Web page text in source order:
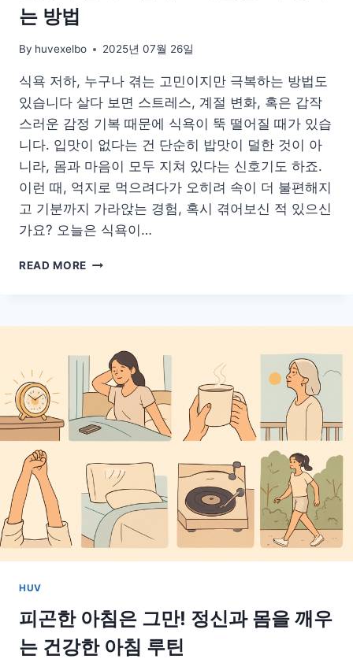
는 방법
By huvexelbo 2025년 07월 26일
식욕 저하, 누구나 겪는 고민이지만 극복하는 방법도
있습니다 살다 보면 스트레스, 계절 변화, 혹은 갑작
스러운 감정 기복 때문에 식욕이 뚝 떨어질 때가 있습
니다. 입맛이 없다는 건 단순히 밥맛이 덜한 것이 아
니라, 몸과 마음이 모두 지쳐 있다는 신호기도 하죠.
이런 때, 억지로 먹으려다가 오히려 속이 더 불편해지
고 기분까지 가라앉는 경험, 혹시 겪어보신 적 있으신
가요? 오늘은 식욕이…
READ MORE 입
아
부
드
운
한
끼
챙
기
는
방
법
HUV
피곤한 아침은 그만! 정신과 몸을 깨우
는 건강한 아침 루틴